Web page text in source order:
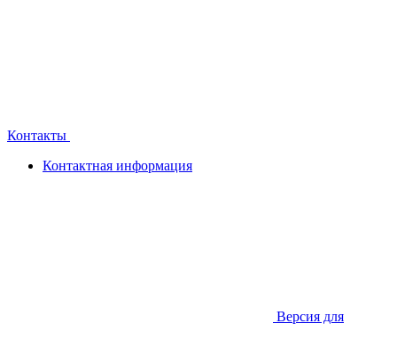
Контакты
Контактная информация
Версия для